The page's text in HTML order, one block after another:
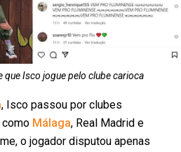
que Isco jogue pelo clube carioca
, Isco passou por clubes
como Málaga, Real Madrid e
o jogador disputou apenas